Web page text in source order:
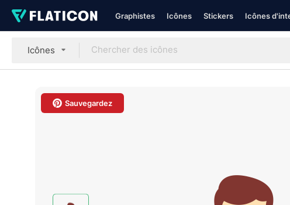
Graphistes Icônes Stickers Icônes
Icônes
Sauvegardez